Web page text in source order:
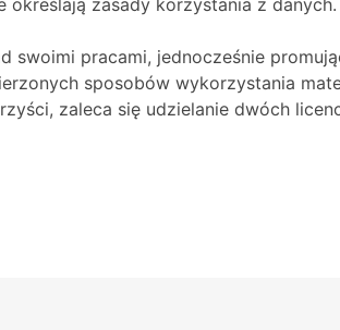
swoimi pracami, jednocześnie
sposobów wykorzystania
zaleca się udzielanie dwóch